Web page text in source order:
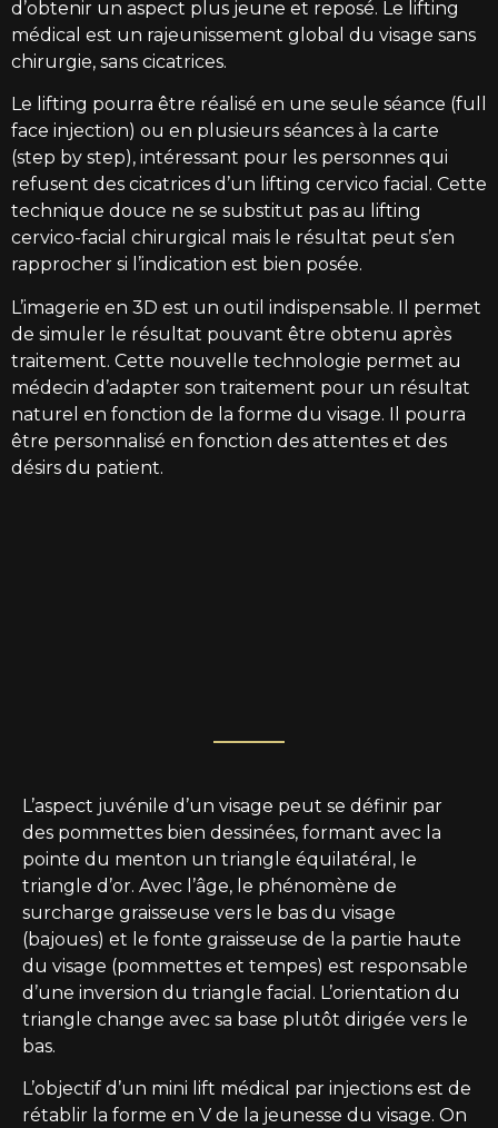
d’obtenir un aspect plus jeune et reposé. Le lifting
médical est un rajeunissement global du visage sans
chirurgie, sans cicatrices.
Le lifting pourra être réalisé en une seule séance (full
face injection) ou en plusieurs séances à la carte
(step by step), intéressant pour les personnes qui
refusent des cicatrices d’un lifting cervico facial. Cette
technique douce ne se substitut pas au lifting
cervico-facial chirurgical mais le résultat peut s’en
rapprocher si l’indication est bien posée.
L’imagerie en 3D est un outil indispensable. Il permet
de simuler le résultat pouvant être obtenu après
traitement. Cette nouvelle technologie permet au
médecin d’adapter son traitement pour un résultat
naturel en fonction de la forme du visage. Il pourra
être personnalisé en fonction des attentes et des
désirs du patient.
L’aspect juvénile d’un visage peut se définir par
des pommettes bien dessinées, formant avec la
pointe du menton un triangle équilatéral, le
triangle d’or. Avec l’âge, le phénomène de
surcharge graisseuse vers le bas du visage
(bajoues) et le fonte graisseuse de la partie haute
du visage (pommettes et tempes) est responsable
d’une inversion du triangle facial. L’orientation du
triangle change avec sa base plutôt dirigée vers le
bas.
L’objectif d’un mini lift médical par injections est de
rétablir la forme en V de la jeunesse du visage. On